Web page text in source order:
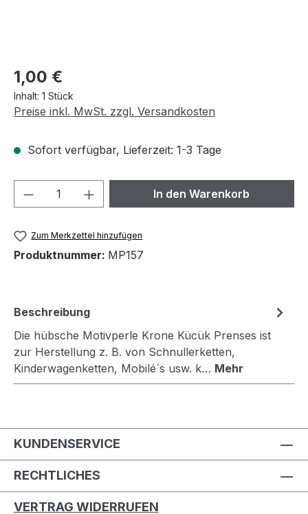
Regulärer Preis:
1,00 €
Inhalt: 1 Stück
Preise inkl. MwSt. zzgl. Versandkosten
Sofort verfügbar, Lieferzeit: 1-3 Tage
Produkt Anzahl: Gib denIn den Warenkorb
Zum Merkzettel hinzufügen
Produktnummer: MP157
Beschreibung
Die hübsche Motivperle Krone Kücük Prenses ist
zur Herstellung z. B. von Schnullerketten,
Kinderwagenketten, Mobilé´s usw. k… Mehr
KUNDENSERVICE
RECHTLICHES
VERTRAG WIDERRUFEN